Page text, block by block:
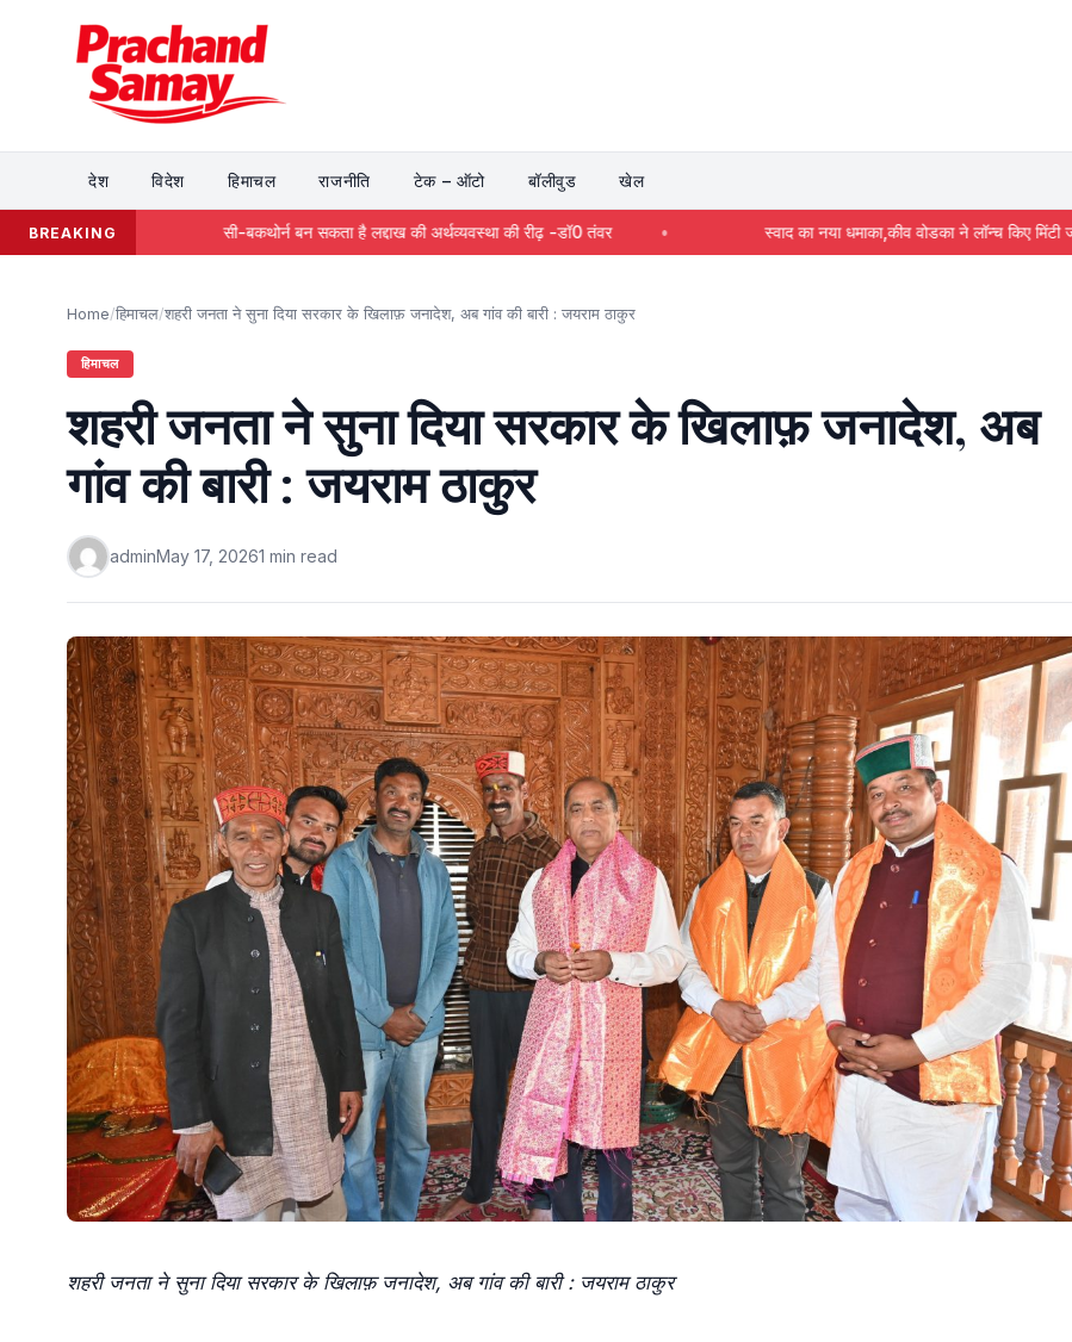
देश विदेश हिमाचल राजनीति टेक – ऑटो बॉलीवुड खेल
BREAKING
सी-बकथोर्न बन सकता है लद्दाख की अर्थव्यवस्था की रीढ़ -डॉ0 तंवर स्वाद का नया धमाका,कीव वोडका ने लॉन्च किए मिंटी जामुन और मैंगो चिली के नए फ्लेवर
Home/हिमाचल/शहरी जनता ने सुना दिया सरकार के खिलाफ़ जनादेश, अब गांव की बारी : जयराम ठाकुर
हिमाचल
शहरी जनता ने सुना दिया सरकार के खिलाफ़ जनादेश, अब
गांव की बारी : जयराम ठाकुर
adminMay 17, 20261 min read
शहरी जनता ने सुना दिया सरकार के खिलाफ़ जनादेश, अब गांव की बारी : जयराम ठाकुर